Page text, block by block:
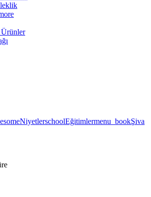
NiyetlerschoolEğitimlermenu_bookŞiva